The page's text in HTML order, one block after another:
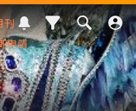
申請
刊